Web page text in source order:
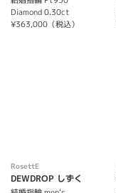
Diamond 0.30ct
¥363,000（税込）
RosettE
DEWDROP しずく